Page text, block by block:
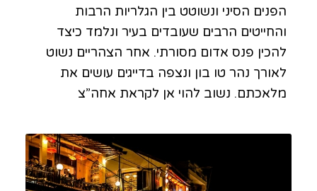
הפנים הסיני ונשוטט בין הגלריות הרבות
והחייטים הרבים שעובדים בעיר ונלמד כיצד
להכין פנס אדום מסורתי. אחר הצהריים נשוט
לאורך נהר טו בון ונצפה בדייגים עושים את
מלאכתם. נשוב להוי אן לקראת אחה”צ